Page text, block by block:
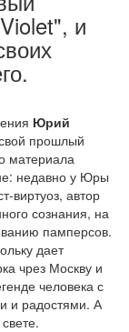
и
Юрий
прошлый
материала
недавно у Юры
виртуоз, автор
сознания, на
памперсов.
дает
чрез Москву и
человека с
и радостями. А